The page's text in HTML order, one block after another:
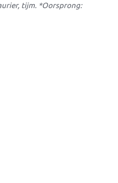
tijm. *Oorsprong: